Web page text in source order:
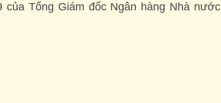
Tổng Giám đốc Ngân hàng Nhà nước